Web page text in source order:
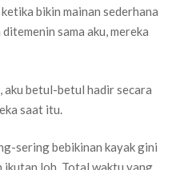
bikin mainan sederhana
sama aku, mereka
aku betul-betul hadir secara
saat itu.
sering bebikinan kayak gini
ikutan loh. Total waktu yang